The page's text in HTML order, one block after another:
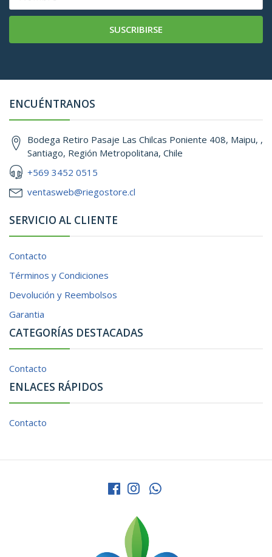
SUSCRIBIRSE
ENCUÉNTRANOS
Bodega Retiro Pasaje Las Chilcas Poniente 408, Maipu, ,
Santiago, Región Metropolitana, Chile
+569 3452 0515
ventasweb@riegostore.cl
SERVICIO AL CLIENTE
Contacto
Términos y Condiciones
Devolución y Reembolsos
Garantia
CATEGORÍAS DESTACADAS
Contacto
ENLACES RÁPIDOS
Contacto